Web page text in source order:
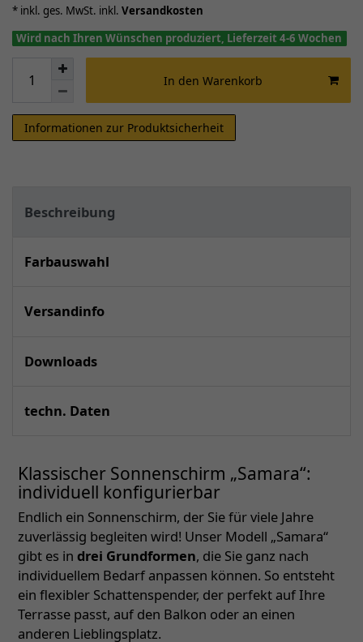
* inkl. ges. MwSt. inkl. Versandkosten
Wird nach Ihren Wünschen produziert, Lieferzeit 4-6 Wochen
In den Warenkorb
Informationen zur Produktsicherheit
Beschreibung
Farbauswahl
Versandinfo
Downloads
techn. Daten
Klassischer Sonnenschirm „Samara“:
individuell konfigurierbar
Endlich ein Sonnenschirm, der Sie für viele Jahre
zuverlässig begleiten wird! Unser Modell „Samara“
gibt es in drei Grundformen, die Sie ganz nach
individuellem Bedarf anpassen können. So entsteht
ein flexibler Schattenspender, der perfekt auf Ihre
Terrasse passt, auf den Balkon oder an einen
anderen Lieblingsplatz.